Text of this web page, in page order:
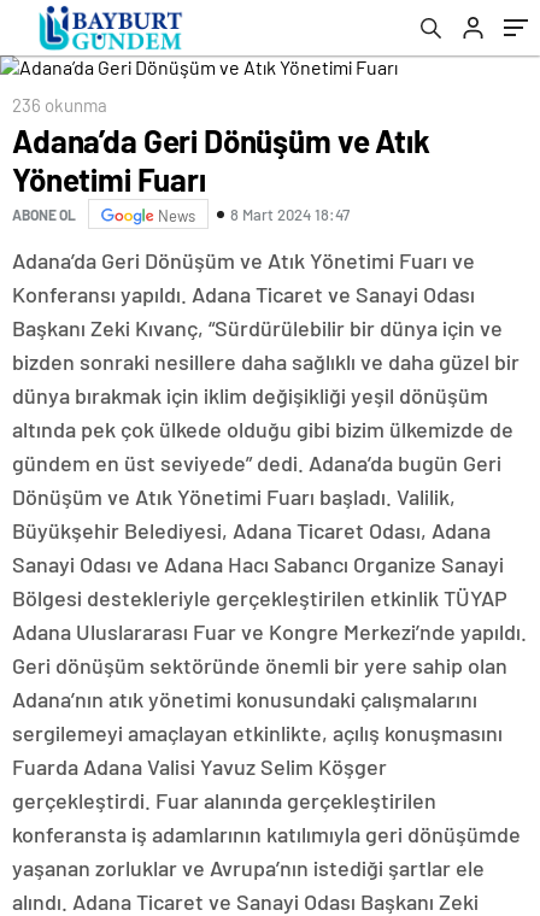
236 okunma
Adana’da Geri Dönüşüm ve Atık
Yönetimi Fuarı
ABONE OL News 8 Mart 2024 18:47
Adana’da Geri Dönüşüm ve Atık Yönetimi Fuarı ve
Konferansı yapıldı. Adana Ticaret ve Sanayi Odası
Başkanı Zeki Kıvanç, “Sürdürülebilir bir dünya için ve
bizden sonraki nesillere daha sağlıklı ve daha güzel bir
dünya bırakmak için iklim değişikliği yeşil dönüşüm
altında pek çok ülkede olduğu gibi bizim ülkemizde de
gündem en üst seviyede” dedi. Adana’da bugün Geri
Dönüşüm ve Atık Yönetimi Fuarı başladı. Valilik,
Büyükşehir Belediyesi, Adana Ticaret Odası, Adana
Sanayi Odası ve Adana Hacı Sabancı Organize Sanayi
Bölgesi destekleriyle gerçekleştirilen etkinlik TÜYAP
Adana Uluslararası Fuar ve Kongre Merkezi’nde yapıldı.
Geri dönüşüm sektöründe önemli bir yere sahip olan
Adana’nın atık yönetimi konusundaki çalışmalarını
sergilemeyi amaçlayan etkinlikte, açılış konuşmasını
Fuarda Adana Valisi Yavuz Selim Köşger
gerçekleştirdi. Fuar alanında gerçekleştirilen
konferansta iş adamlarının katılımıyla geri dönüşümde
yaşanan zorluklar ve Avrupa’nın istediği şartlar ele
alındı. Adana Ticaret ve Sanayi Odası Başkanı Zeki